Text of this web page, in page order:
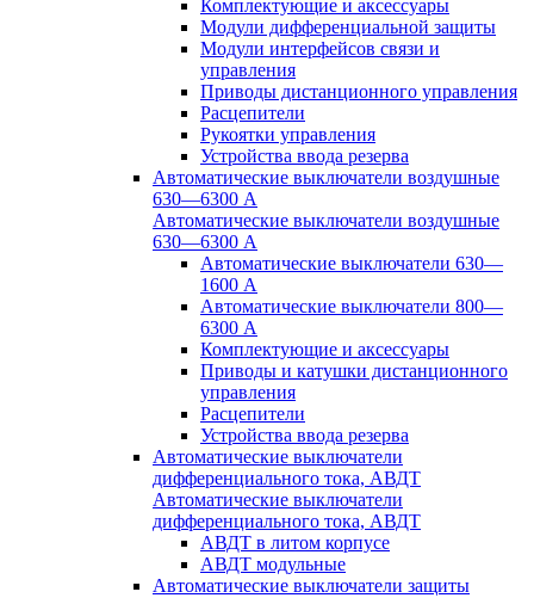
Комплектующие и аксессуары
Модули дифференциальной защиты
Модули интерфейсов связи и
управления
Приводы дистанционного управления
Расцепители
Рукоятки управления
Устройства ввода резерва
Автоматические выключатели воздушные
630—6300 А
Автоматические выключатели воздушные
630—6300 А
Автоматические выключатели 630—
1600 А
Автоматические выключатели 800—
6300 А
Комплектующие и аксессуары
Приводы и катушки дистанционного
управления
Расцепители
Устройства ввода резерва
Автоматические выключатели
дифференциального тока, АВДТ
Автоматические выключатели
дифференциального тока, АВДТ
АВДТ в литом корпусе
АВДТ модульные
Автоматические выключатели защиты